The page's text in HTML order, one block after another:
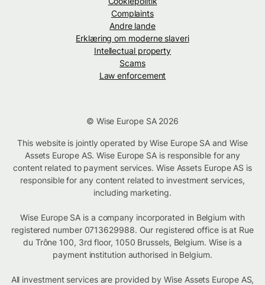
Complaints
Andre lande
Erklæring om moderne slaveri
Intellectual property
Scams
Law enforcement
© Wise Europe SA 2026
This website is jointly operated by Wise Europe SA and Wise
Assets Europe AS. Wise Europe SA is responsible for any
content related to payment services. Wise Assets Europe AS is
responsible for any content related to investment services,
including marketing.
Wise Europe SA is a company incorporated in Belgium with
registered number 0713629988. Our registered office is at Rue
du Trône 100, 3rd floor, 1050 Brussels, Belgium. Wise is a
payment institution authorised in Belgium.
All investment services are provided by Wise Assets Europe AS,